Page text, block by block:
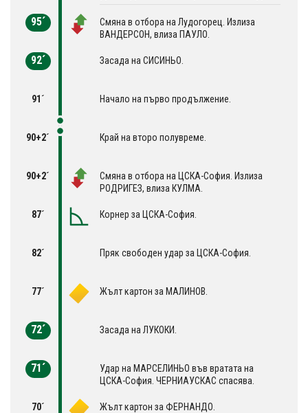
95´
Смяна в отбора на Лудогорец. Излиза
ВАНДЕРСОН, влиза ПАУЛО.
92´ Засада на СИСИНЬО.
91´ Начало на първо продължение.
90+2´ Край на второ полувреме.
90+2´
Смяна в отбора на ЦСКА-София. Излиза
РОДРИГЕЗ, влиза КУЛМА.
87´ Корнер за ЦСКА-София.
82´ Пряк свободен удар за ЦСКА-София.
77´ Жълт картон за МАЛИНОВ.
72´ Засада на ЛУКОКИ.
71´
Удар на МАРСЕЛИНЬО във вратата на
ЦСКА-София. ЧЕРНИАУСКАС спасява.
70´ Жълт картон за ФЕРНАНДО.